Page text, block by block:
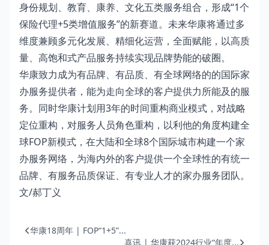
身份规划、教育、康养、文化五类服务组合，形成“1个
保险代理+5类增值服务”的新赛道。未来华康将通过多
维度兼顾多元化发展、精细化运营，全面赋能，以高质
量、高饱和式产品服务持续实现品牌势能的破圈。
华康致力成为有品牌、有品质、有全球网络的的国际家
办服务提供者，能为走向全球的客户提供力所能及的服
务。同时华康计划用3年的时间重构商业模式，对战略
定位重构，对服务人员角色重构，以利他的角度构建全
球FOP新模式，在大陆和全球8个国际城市构建一个家
办服务网络，为海内外的客户提供一个全球性的有统一
品牌、有服务品质保证、有专业人才的家办服务团队。
文/郝丁义
华康18周年 | FOP“1+5”...
喜讯 | 华康获2024行业“年度...